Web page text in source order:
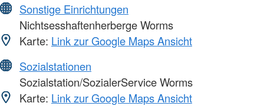
Sonstige Einrichtungen
Nichtsesshaftenherberge Worms
Karte: Link zur Google Maps Ansicht
Sozialstationen
Sozialstation/SozialerService Worms
Karte: Link zur Google Maps Ansicht